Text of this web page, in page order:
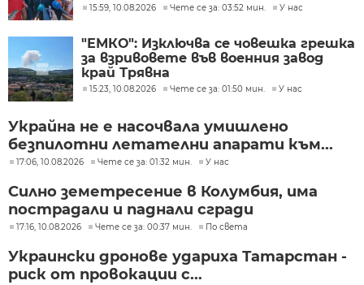
15:59, 10.08.2026 Чете се за: 03:52 мин. У нас
"ЕМКО": Изключва се човешка грешка
за взривовете във военния завод
край Трявна
15:23, 10.08.2026 Чете се за: 01:50 мин. У нас
Украйна не е насочвала умишлено
безпилотни летателни апарати към...
17:06, 10.08.2026 Чете се за: 01:32 мин. У нас
Силно земетресение в Колумбия, има
пострадали и паднали сгради
17:16, 10.08.2026 Чете се за: 00:37 мин. По света
Украински дронове удариха Татарстан -
риск от провокации с...